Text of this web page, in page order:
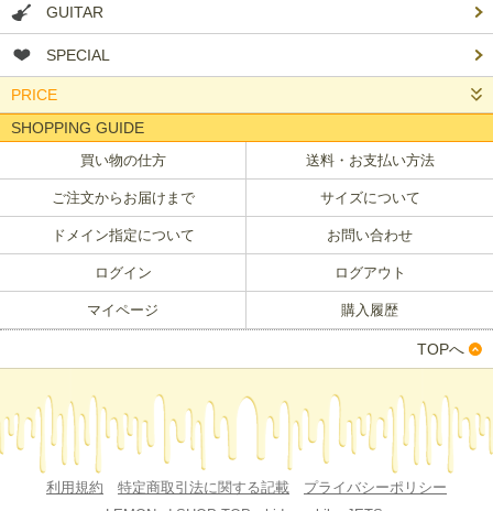
GUITAR
SPECIAL
PRICE
SHOPPING GUIDE
買い物の仕方 送料・お支払い方法
ご注文からお届けまで サイズについて
ドメイン指定について お問い合わせ
ログイン ログアウト
マイページ 購入履歴
TOPへ
利用規約 特定商取引法に関する記載
プライバシーポリシー